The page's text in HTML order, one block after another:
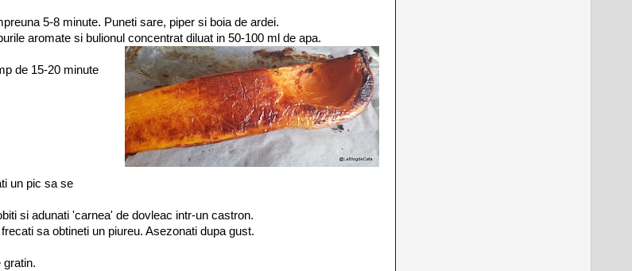
5-8 minute. Puneti sare, piper si boia de ardei.
aromate si bulionul concentrat diluat in 50-100 ml de apa.
de 15-20 minute
un pic sa se
si adunati 'carnea' de dovleac intr-un castron.
sa obtineti un piureu. Asezonati dupa gust.
gratin.